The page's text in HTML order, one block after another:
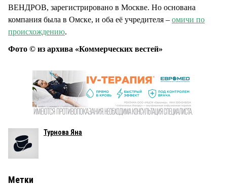
ВЕНДРОВ, зарегистрировано в Москве. Но основана
компания была в Омске, и оба её учредителя – омичи по
происхождению.
Фото © из архива «Коммерческих вестей»
Турнова Яна
Метки